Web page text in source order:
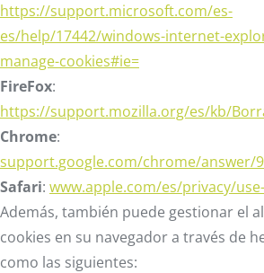
https://support.microsoft.com/es-
es/help/17442/windows-internet-
manage-cookies#ie=
FireFox:
https://support.mozilla.org/es/kb/
Chrome:
support.google.com/chrome/answer/
Safari: www.apple.com/es/privacy/
Además, también puede gestionar el
cookies en su navegador a través de
como las siguientes: